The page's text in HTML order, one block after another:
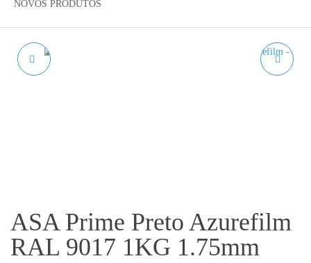
NOVOS PRODUTOS
PLA MATTE HS LIME
ASA Prime Preto Azurefilm
RAL 9017 1KG 1.75mm